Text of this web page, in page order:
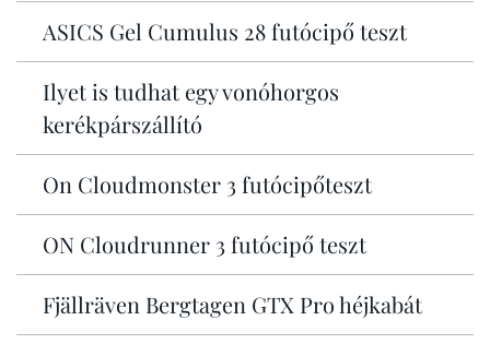
ASICS Gel Cumulus 28 futócipő teszt
Ilyet is tudhat egy vonóhorgos
kerékpárszállító
On Cloudmonster 3 futócipőteszt
ON Cloudrunner 3 futócipő teszt
Fjällräven Bergtagen GTX Pro héjkabát